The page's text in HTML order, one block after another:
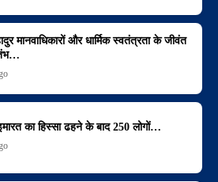
मानवाधिकारों और धार्मिक स्वतंत्रता के जीवंत
का हिस्सा ढहने के बाद 250 लोगों…